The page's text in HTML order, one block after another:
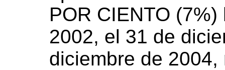
POR CIENTO
2002, el 31 de
diciembre de